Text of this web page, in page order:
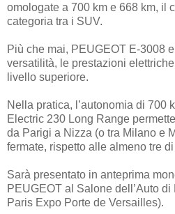
omologate a 700 km e 668 km, il
categoria tra i SUV.
Più che mai, PEUGEOT E-3008
versatilità, le prestazioni
livello superiore.
Nella pratica, l’autonomia di 700
Electric 230 Long Range
da Parigi a Nizza (o tra Milano e
fermate, rispetto alle almeno tre
Sarà presentato in anteprima
PEUGEOT al Salone dell’Auto
Paris Expo Porte de Versailles).